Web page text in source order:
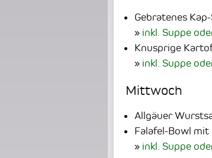
Gebratenes
inkl. Suppe
Knusprige
inkl. Suppe
Mittwoch
Allgäuer
Falafel-Bowl mit
inkl. Suppe